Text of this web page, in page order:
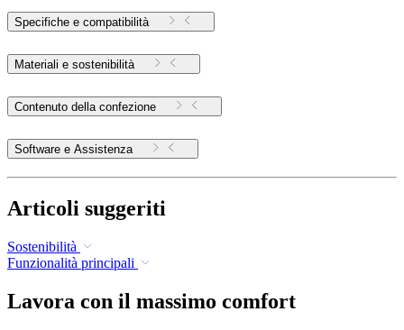
Specifiche e compatibilità
Materiali e sostenibilità
Contenuto della confezione
Software e Assistenza
Articoli suggeriti
Sostenibilità
Funzionalità principali
Lavora con il massimo comfort